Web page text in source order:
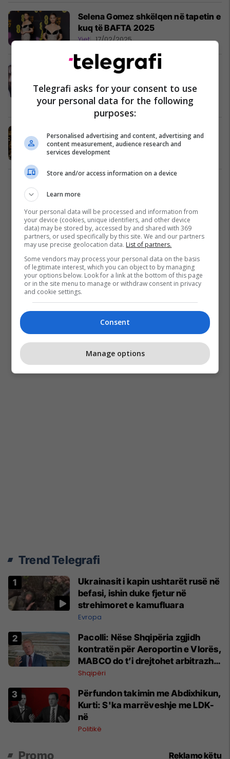
Selena Gomez shkëlqen në tapetin e
kuq të BAFTA 2025
Yjet 17/02/2025
Kush është David Tennant? Njihuni
2025
TV / Film 16/02/2025
Bafta Awards 2025: Çfarë duhet të
dini përpara ceremonisë
TV / Film
Trend Telegrafi
Ukrainasit i kapin ushtarët rusë në
befasi, ishin duke fjetur në
strehimoret e kamufluara
Evropa
Pacolli: Nëse Shqipëria zgjidh
kontratën për Aeroportin e Vlorës,
MABCO do t’i drejtohet arbitrazhit
ndërkombëtar
Shqipëri
Përfundon takimin me Abdixhikun,
Kurti: S'ka marrëveshje me LDK-
në
Politikë
Promo Reklamo këtu
Telegrafi asks for your consent to use
your personal data for the following
purposes:
Personalised advertising and content, advertising and
content measurement, audience research and
services development
Store and/or access information on a device
Learn more
Your personal data will be processed and information from
your device (cookies, unique identifiers, and other device
data) may be stored by, accessed by and shared with 369
partners, or used specifically by this site. We and our partners
may use precise geolocation data. List of partners.
Some vendors may process your personal data on the basis
of legitimate interest, which you can object to by managing
your options below. Look for a link at the bottom of this page
or in the site menu to manage or withdraw consent in privacy
and cookie settings.
Consent
Manage options